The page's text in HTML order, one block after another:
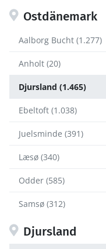
Ostdänemark
Aalborg Bucht (1.277)
Anholt (20)
Djursland (1.465)
Ebeltoft (1.038)
Juelsminde (391)
Læsø (340)
Odder (585)
Samsø (312)
Djursland